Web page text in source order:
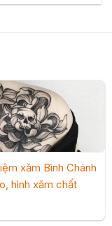
xăm Bình Chánh
hình xăm chất